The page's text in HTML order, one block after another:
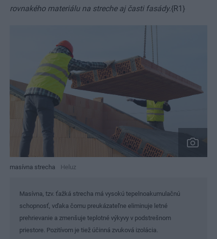
rovnakého materiálu na streche aj časti fasády.{R1}
masívna strecha Heluz
Masívna, tzv. ťažká strecha má vysokú tepelnoakumulačnú
schopnosť, vďaka čomu preukázateľne eliminuje letné
prehrievanie a zmenšuje teplotné výkyvy v podstrešnom
priestore. Pozitívom je tiež účinná zvuková izolácia.